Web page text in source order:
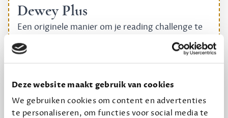
Deze website maakt gebruik van cookies
We gebruiken cookies om content en advertenties
te personaliseren, om functies voor social media te
Dewey Plus
Een originele manier om je reading challenge te
halen.
12,50 per maand, incl. verzending
Geef cadeau